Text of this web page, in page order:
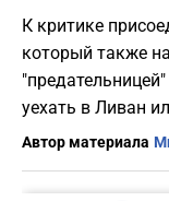
К критике
который также
уехать в Ливан
Автор материала